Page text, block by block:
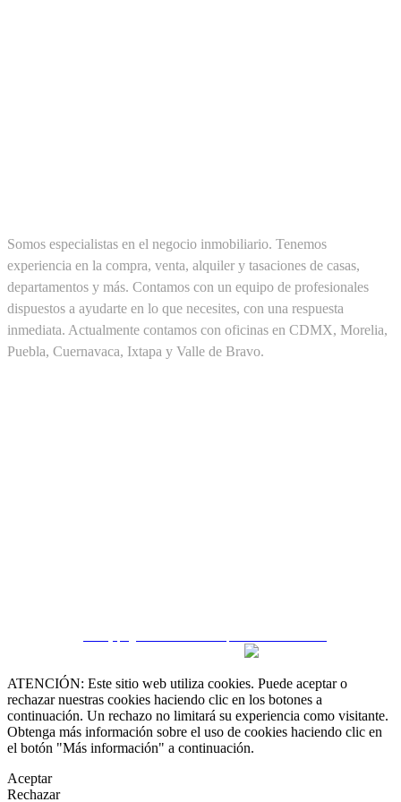
Somos especialistas en el negocio inmobiliario. Tenemos
experiencia en la compra, venta, alquiler y tasaciones de casas,
departamentos y más. Contamos con un equipo de profesionales
dispuestos a ayudarte en lo que necesites, con una respuesta
inmediata. Actualmente contamos con oficinas en CDMX, Morelia,
Puebla, Cuernavaca, Ixtapa y Valle de Bravo.
ATENCIÓN: Este sitio web utiliza cookies. Puede aceptar o
rechazar nuestras cookies haciendo clic en los botones a
continuación. Un rechazo no limitará su experiencia como visitante.
Obtenga más información sobre el uso de cookies haciendo clic en
el botón "Más información" a continuación.
Aceptar
Rechazar